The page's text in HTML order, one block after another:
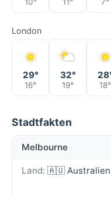
10° 11° 7°
London
29°
16°
32°
19° 18°
Stadtfakten
Melbourne
Land: 🇦🇺 Australien